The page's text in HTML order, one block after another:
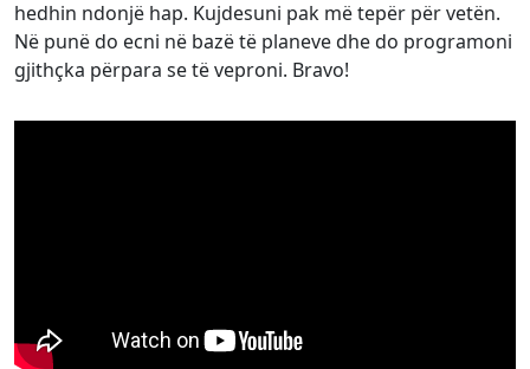
hedhin ndonjë hap. Kujdesuni pak më tepër për vetën.
Në punë do ecni në bazë të planeve dhe do programoni
gjithçka përpara se të veproni. Bravo!